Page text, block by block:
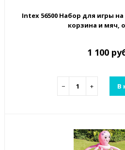
Intex 56500 Набор для игры
корзина и мяч,
1 100
− + В